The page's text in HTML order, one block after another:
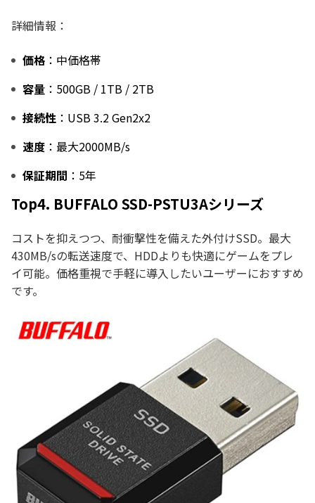
詳細情報：
価格 ：中価格帯
容量 ：500GB / 1TB / 2TB
接続性 ：USB 3.2 Gen2x2
速度 ：最大2000MB/s
保証期間 ：5年
Top4. BUFFALO SSD-PSTU3Aシリーズ
コストを抑えつつ、耐衝撃性を備えた外付けSSD。最大
430MB/sの転送速度で、HDDよりも快適にゲームをプレ
イ可能。価格重視で手軽に導入したいユーザーにおすすめ
です。